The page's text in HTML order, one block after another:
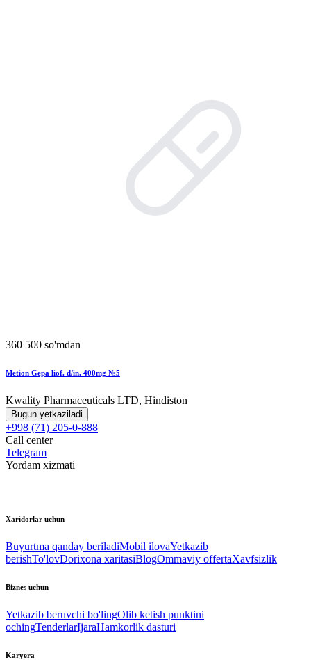
360 500 so'mdan
Metion Gepa liof. d/in. 400mg №5
Kwality Pharmaceuticals LTD, Hindiston
Bugun yetkaziladi
+998 (71) 205-0-888
Call center
Telegram
Yordam xizmati
Xaridorlar uchun
Buyurtma qanday beriladiMobil ilovaYetkazib
berishTo'lovDorixona xaritasiBlogOmmaviy offertaXavfsizlik
Biznes uchun
Yetkazib beruvchi bo'lingOlib ketish punktini
ochingTenderlarIjaraHamkorlik dasturi
Karyera